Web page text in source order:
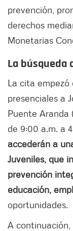
prevención,
derechos
Monetarias
La búsqueda
La cita empezó
presenciales a
Puente Aranda
de 9:00 a.m. a
accederán a
Juveniles, que
prevención
educación,
oportunidades.
A